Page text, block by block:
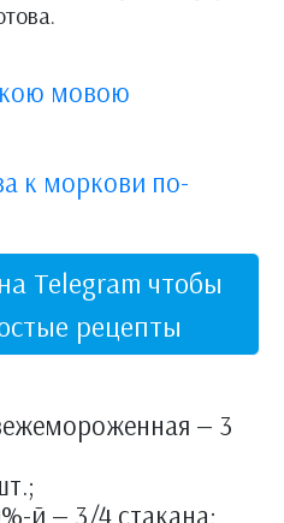
мовою
к моркови по-
Telegram чтобы
рецепты
— 3
й — 3/4 стакана;